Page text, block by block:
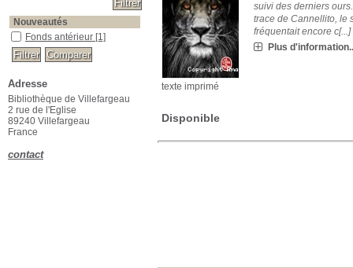
texte imprimé
suivi des derniers
trace de Cannellito, le
fréquentait encore c[...]
Plus
Disponible
Nouveautés
Fonds antérieur [1]
Adresse
Bibliothèque de Villefargeau
2 rue de l'Eglise
89240 Villefargeau
France
contact